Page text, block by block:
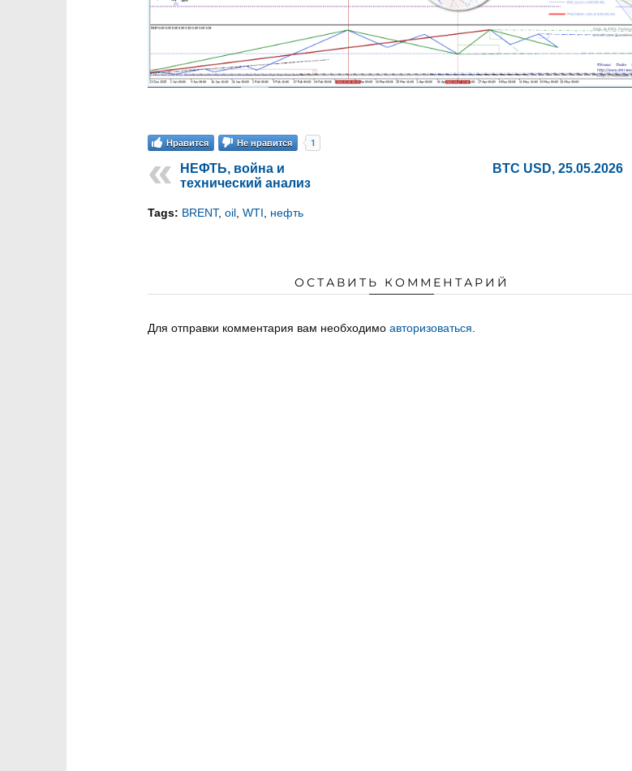
Нравится 1
Не нравится
НЕФТЬ, война и
технический анализ
BTC USD, 25.05.2026
Tags: BRENT, oil WTI нефть
ОСТАВИТЬ КОММЕНТАРИЙ
Для отправки комментария вам необходимо авторизоваться